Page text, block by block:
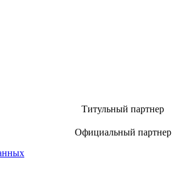
Титульный партнер
Официальный партнер